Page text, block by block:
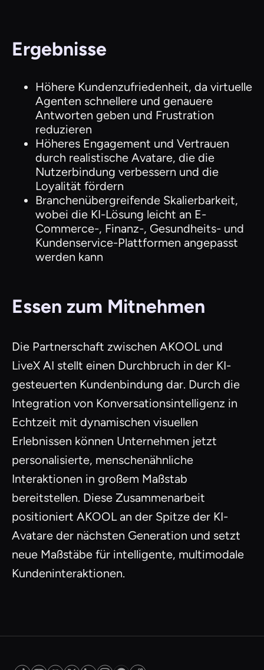
Ergebnisse
Höhere Kundenzufriedenheit, da virtuelle
Agenten schnellere und genauere
Antworten geben und Frustration
reduzieren
Höheres Engagement und Vertrauen
durch realistische Avatare, die die
Nutzerbindung verbessern und die
Loyalität fördern
Branchenübergreifende Skalierbarkeit,
wobei die KI-Lösung leicht an E-
Commerce-, Finanz-, Gesundheits- und
Kundenservice-Plattformen angepasst
werden kann
Essen zum Mitnehmen
Die Partnerschaft zwischen AKOOL und
LiveX AI stellt einen Durchbruch in der KI-
gesteuerten Kundenbindung dar. Durch die
Integration von Konversationsintelligenz in
Echtzeit mit dynamischen visuellen
Erlebnissen können Unternehmen jetzt
personalisierte, menschenähnliche
Interaktionen in großem Maßstab
bereitstellen. Diese Zusammenarbeit
positioniert AKOOL an der Spitze der KI-
Avatare der nächsten Generation und setzt
neue Maßstäbe für intelligente, multimodale
Kundeninteraktionen.